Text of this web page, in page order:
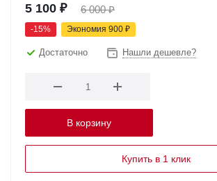
5 100 ₽ 6 000₽
-15% Экономия 900 ₽
Достаточно Нашли дешевле?
В корзину
Купить в 1 клик